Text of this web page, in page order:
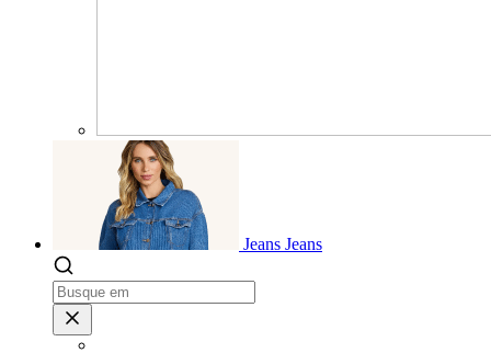
Jeans Jeans